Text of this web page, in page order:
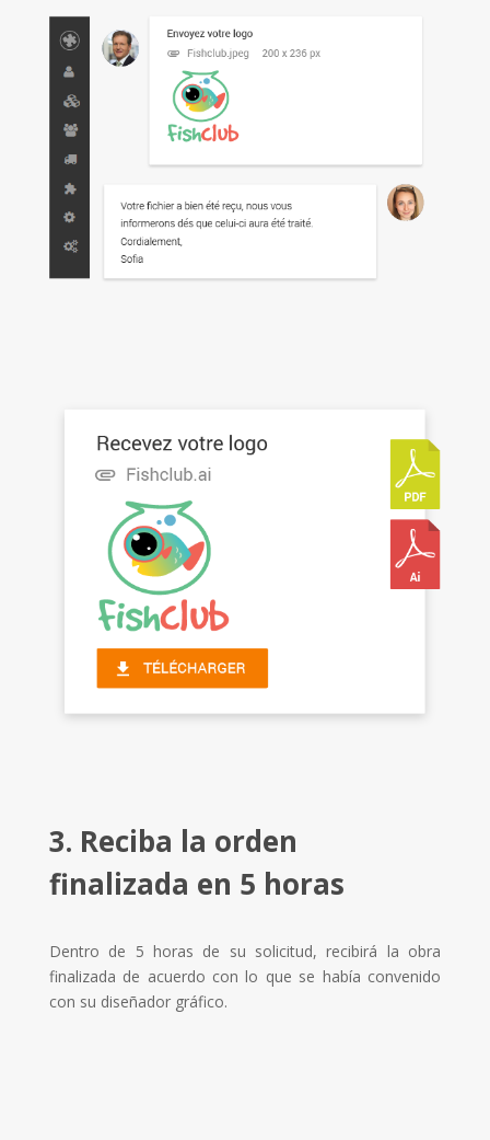
3. Reciba la orden
finalizada en 5 horas
Dentro de 5 horas de su solicitud, recibirá la obra
finalizada de acuerdo con lo que se había convenido
con su diseñador gráfico.